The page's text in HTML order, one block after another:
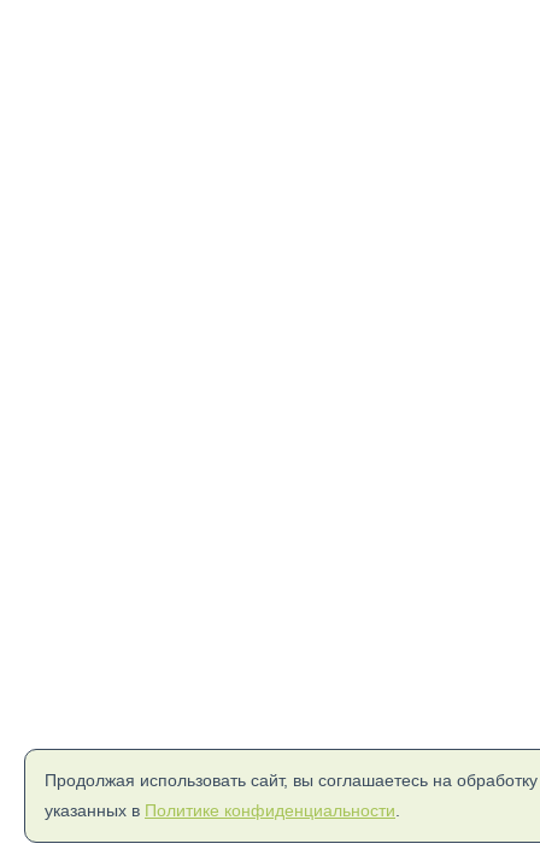
Продолжая использовать сайт, вы соглашаетесь на
указанных в Политике конфиденциальности